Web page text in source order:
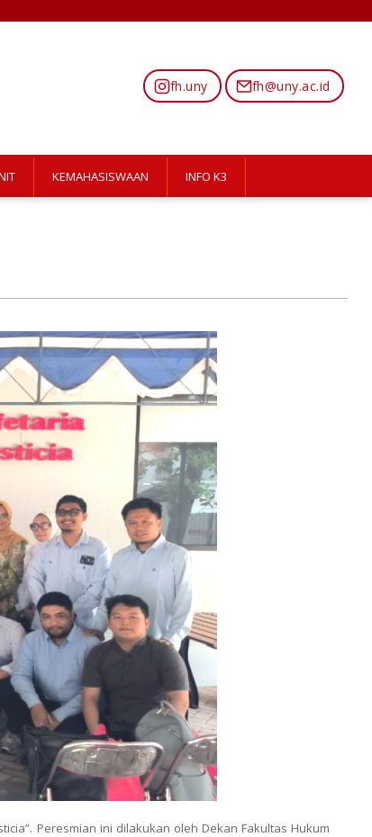
fh.uny fh@uny.ac.id
KEMAHASISWAAN INFO K3
Peresmian ini dilakukan oleh Dekan Fakultas Hukum